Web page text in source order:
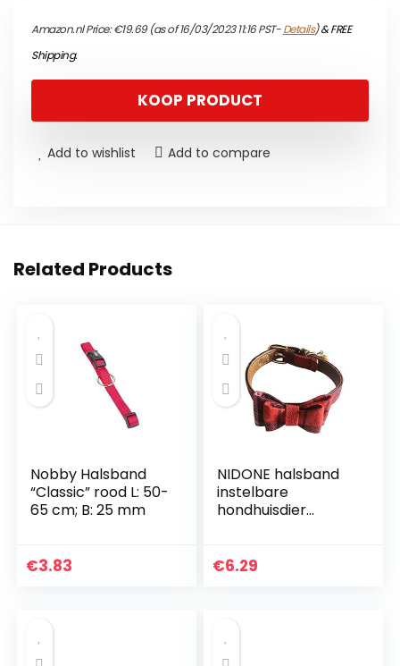
Amazon.nl Price:€19.69(as of 16/03/2023 11:16 PST-Details)&FREE
Shipping.
KOOP PRODUCT
Add to wishlist Add to compare
Related Products
Nobby Halsband
“Classic” rood L: 50-
65 cm; B: 25 mm
€3.83
NIDONE halsband
instelbare
hondhuisdier
katten
€6.29